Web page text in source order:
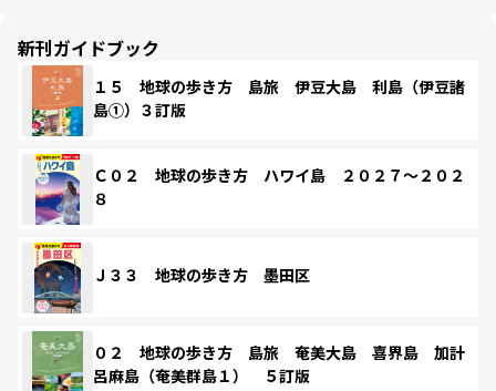
新刊ガイドブック
１５ 地球の歩き方 島旅 伊豆大島 利島（伊豆諸
島①）３訂版
Ｃ０２ 地球の歩き方 ハワイ島 ２０２７～２０２
８
Ｊ３３ 地球の歩き方 墨田区
０２ 地球の歩き方 島旅 奄美大島 喜界島 加計
呂麻島（奄美群島１） ５訂版